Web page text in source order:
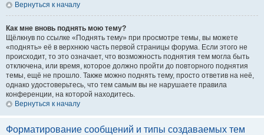
Вернуться к началу
Как мне вновь поднять мою тему?
Щёлкнув по ссылке «Поднять тему» при просмотре темы, вы можете
«поднять» её в верхнюю часть первой страницы форума. Если этого не
происходит, то это означает, что возможность поднятия тем могла быть
отключена, или время, которое должно пройти до повторного поднятия
темы, ещё не прошло. Также можно поднять тему, просто ответив на неё,
однако удостоверьтесь, что тем самым вы не нарушаете правила
конференции, на которой находитесь.
Вернуться к началу
Форматирование сообщений и типы создаваемых тем